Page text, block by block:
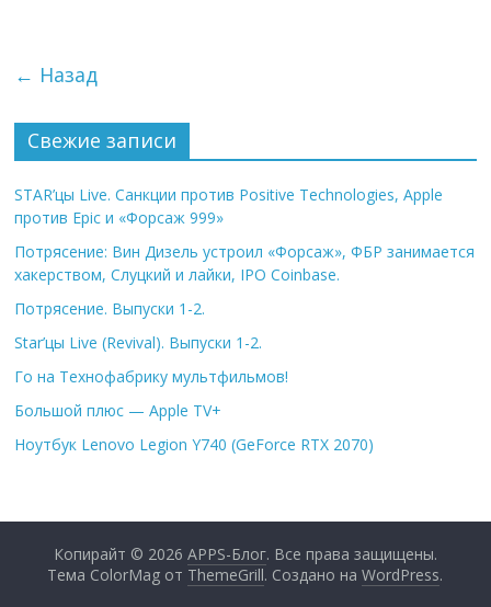
← Назад
Свежие записи
STAR’цы Live. Санкции против Positive Technologies, Apple
против Epic и «Форсаж 999»
Потрясение: Вин Дизель устроил «Форсаж», ФБР занимается
хакерством, Слуцкий и лайки, IPO Coinbase.
Потрясение. Выпуски 1-2.
Star’цы Live (Revival). Выпуски 1-2.
Го на Технофабрику мультфильмов!
Большой плюс — Apple TV+
Ноутбук Lenovo Legion Y740 (GeForce RTX 2070)
Копирайт © 2026 APPS-Блог. Все права защищены.
Тема ColorMag от ThemeGrill. Создано наWordPress.